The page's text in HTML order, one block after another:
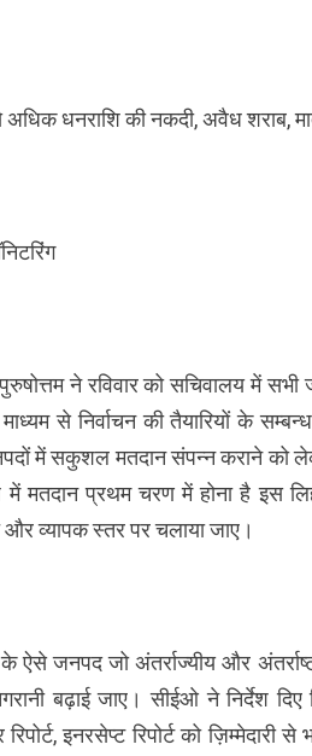
धनराशि की नकदी, अवैध शराब,
ने रविवार को सचिवालय में
माध्यम से निर्वाचन की तैयारियों के
में सकुशल मतदान संपन्न कराने को
में मतदान प्रथम चरण में होना है इस
और व्यापक स्तर पर चलाया जाए।
ऐसे जनपद जो अंतर्राज्यीय और
बढ़ाई जाए। सीईओ ने निर्देश
इनरसेप्ट रिपोर्ट को ज़िम्मेदारी से